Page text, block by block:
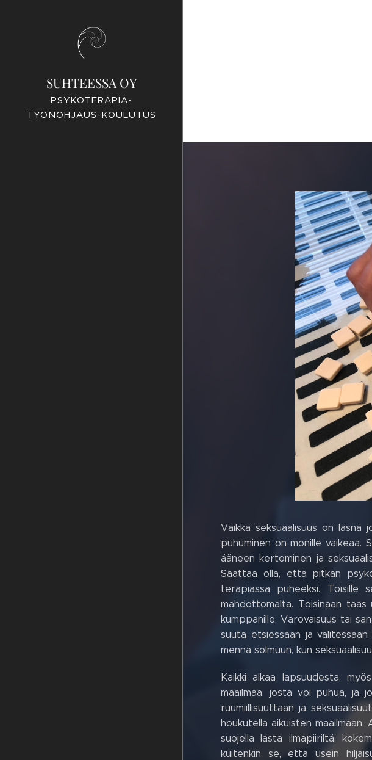
SUHTEESSA OY
PSYKOTERAPIA-
TYÖNOHJAUS-KOULUTUS
Vaikka seksuaalisuus on läsnä
puhuminen on monille vaikeaa.
ääneen kertominen ja
Saattaa olla, että pitkän
terapiassa puheeksi. Toisille
mahdottomalta. Toisinaan taas
kumppanille. Varovaisuus tai
suuta etsiessään ja
mennä solmuun, kun
Kaikki alkaa lapsuudesta,
maailmaa, josta voi puhua, ja
ruumiillisuuttaan ja
houkutella aikuisten
suojella lasta ilmapiiriltä,
kuitenkin se, että usein